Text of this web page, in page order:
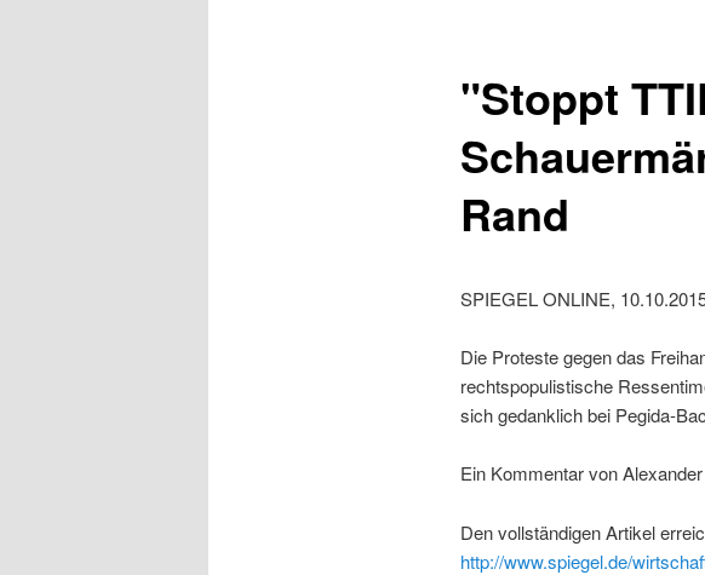
"Stoppt
Rand
SPIEGEL ONLINE,
Die Proteste gegen das
rechtspopulistische
sich gedanklich bei Pegida-
Ein Kommentar von
Den vollständigen Artikel
http://www.spiegel.de/